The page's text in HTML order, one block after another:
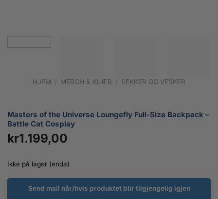
HJEM / MERCH & KLÆR / SEKKER OG VESKER
Masters of the Universe Loungefly Full-Size Backpack –
Battle Cat Cosplay
kr1.199,00
Ikke på lager (enda)
Send mail når/hvis produktet blir tilgjengelig igjen